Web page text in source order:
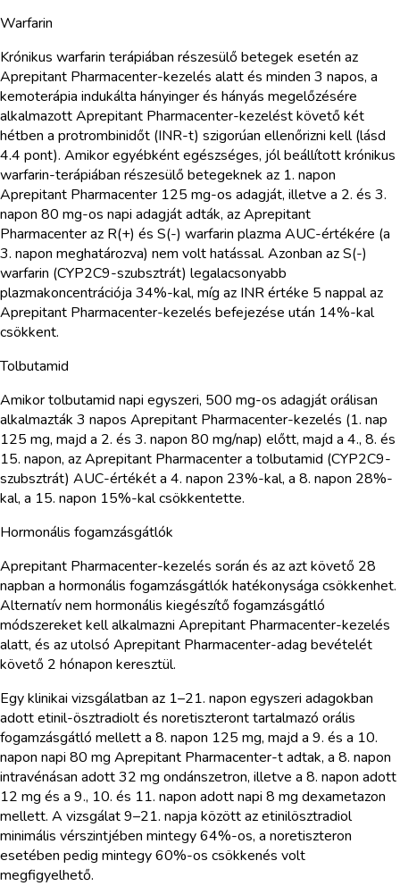
Warfarin
Krónikus warfarin terápiában részesülő betegek esetén az
Aprepitant Pharmacenter-kezelés alatt és minden 3 napos, a
kemoterápia indukálta hányinger és hányás megelőzésére
alkalmazott Aprepitant Pharmacenter-kezelést követő két
hétben a protrombinidőt (INR-t) szigorúan ellenőrizni kell (lásd
4.4 pont). Amikor egyébként egészséges, jól beállított krónikus
warfarin-terápiában részesülő betegeknek az 1. napon
Aprepitant Pharmacenter 125 mg-os adagját, illetve a 2. és 3.
napon 80 mg-os napi adagját adták, az Aprepitant
Pharmacenter az R(+) és S(-) warfarin plazma AUC-értékére (a
3. napon meghatározva) nem volt hatással. Azonban az S(-)
warfarin (CYP2C9-szubsztrát) legalacsonyabb
plazmakoncentrációja 34%-kal, míg az INR értéke 5 nappal az
Aprepitant Pharmacenter-kezelés befejezése után 14%-kal
csökkent.
Tolbutamid
Amikor tolbutamid napi egyszeri, 500 mg-os adagját orálisan
alkalmazták 3 napos Aprepitant Pharmacenter-kezelés (1. nap
125 mg, majd a 2. és 3. napon 80 mg/nap) előtt, majd a 4., 8. és
15. napon, az Aprepitant Pharmacenter a tolbutamid (CYP2C9-
szubsztrát) AUC-értékét a 4. napon 23%-kal, a 8. napon 28%-
kal, a 15. napon 15%-kal csökkentette.
Hormonális fogamzásgátlók
Aprepitant Pharmacenter-kezelés során és az azt követő 28
napban a hormonális fogamzásgátlók hatékonysága csökkenhet.
Alternatív nem hormonális kiegészítő fogamzásgátló
módszereket kell alkalmazni Aprepitant Pharmacenter-kezelés
alatt, és az utolsó Aprepitant Pharmacenter-adag bevételét
követő 2 hónapon keresztül.
Egy klinikai vizsgálatban az 1–21. napon egyszeri adagokban
adott etinil-ösztradiolt és noretiszteront tartalmazó orális
fogamzásgátló mellett a 8. napon 125 mg, majd a 9. és a 10.
napon napi 80 mg Aprepitant Pharmacenter-t adtak, a 8. napon
intravénásan adott 32 mg ondánszetron, illetve a 8. napon adott
12 mg és a 9., 10. és 11. napon adott napi 8 mg dexametazon
mellett. A vizsgálat 9–21. napja között az etinilösztradiol
minimális vérszintjében mintegy 64%-os, a noretiszteron
esetében pedig mintegy 60%-os csökkenés volt
megfigyelhető.